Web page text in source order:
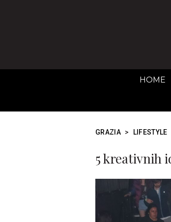
HOME
GRAZIA > LIFESTYLE
5 kreativnih